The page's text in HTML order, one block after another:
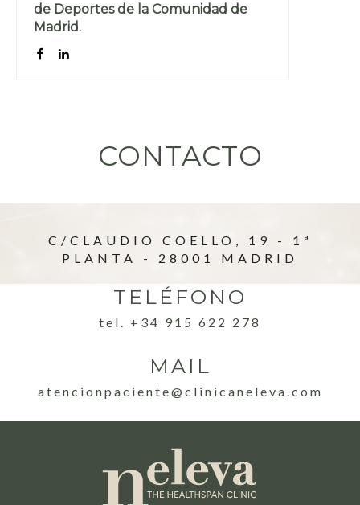
de Deportes de la Comunidad de
Madrid.
CONTACTO
C/CLAUDIO COELLO, 19 - 1ª
PLANTA - 28001 MADRID
TELÉFONO
tel. +34 915 622 278
MAIL
atencionpaciente@clinicaneleva.com